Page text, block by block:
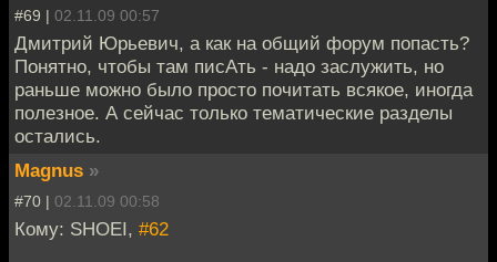
#69 | 02.11.09 00:57
Дмитрий Юрьевич, а как на общий форум попасть?
Понятно, чтобы там писАть - надо заслужить, но
раньше можно было просто почитать всякое, иногда
полезное. А сейчас только тематические разделы
остались.
Magnus »
#70 | 02.11.09 00:58
Кому: SHOEI, #62